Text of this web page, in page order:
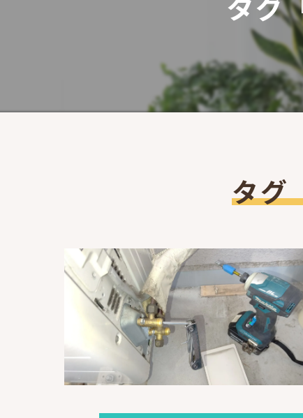
タグ